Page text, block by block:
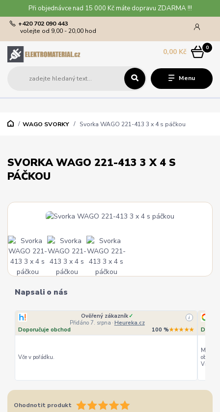
Při objednávce nad 15 000 Kč máte dopravu ZDARMA !!!
Menu
+420 702 090 443
volejte od 9,00 - 20,00 hod
0
0,00 Kč
WAGO SVORKY Svorka WAGO 221-413 3 x 4 s páčkou
SVORKA WAGO 221-413 3 X 4 S
PÁČKOU
Napsali o nás
Ověřený zákazník✓
Přidáno 7. srpna · Heureka.cz
i
Doporučuje obchod 100 %★★★★★
Vče v pořádku.
Můžu
Vřele
Ohodnotit produkt